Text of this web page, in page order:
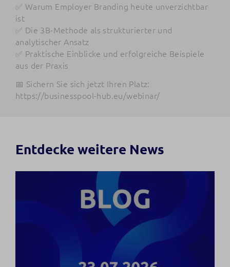
✅ Warum Employer Branding heute unverzichtbar
ist
✅ Die 3B-Methode als strukturierter und
analytischer Ansatz
✅ Praktische Einblicke und erfolgreiche Beispiele
aus der Praxis
📅 Sichern Sie sich jetzt Ihren Platz:
https://businesspool-hub.eu/webinar/
Entdecke weitere News